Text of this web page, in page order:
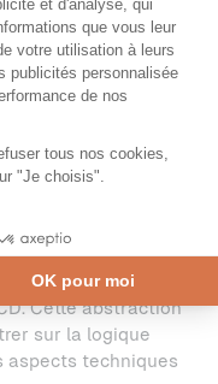
approche. Pour
la robustesse de
et éprouvé. Mais là
profils techniques,
: interface
résultats
fluide
La plateforme
de test, la
et
Cette abstraction
sur la logique
aspects techniques